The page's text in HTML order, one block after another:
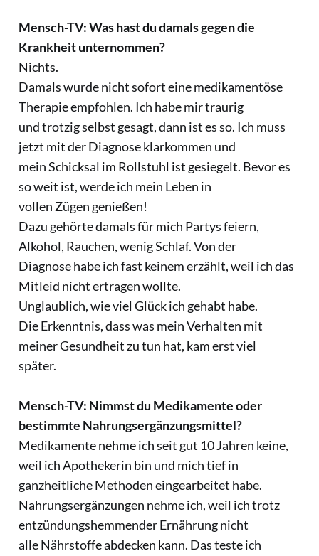
Mensch-TV: Was hast du damals gegen die
Krankheit unternommen?
Nichts.
Damals wurde nicht sofort eine medikamentöse
Therapie empfohlen. Ich habe mir traurig
und trotzig selbst gesagt, dann ist es so. Ich muss
jetzt mit der Diagnose klarkommen und
mein Schicksal im Rollstuhl ist gesiegelt. Bevor es
so weit ist, werde ich mein Leben in
vollen Zügen genießen!
Dazu gehörte damals für mich Partys feiern,
Alkohol, Rauchen, wenig Schlaf. Von der
Diagnose habe ich fast keinem erzählt, weil ich das
Mitleid nicht ertragen wollte.
Unglaublich, wie viel Glück ich gehabt habe.
Die Erkenntnis, dass was mein Verhalten mit
meiner Gesundheit zu tun hat, kam erst viel
später.
Mensch-TV: Nimmst du Medikamente oder
bestimmte Nahrungsergänzungsmittel?
Medikamente nehme ich seit gut 10 Jahren keine,
weil ich Apothekerin bin und mich tief in
ganzheitliche Methoden eingearbeitet habe.
Nahrungsergänzungen nehme ich, weil ich trotz
entzündungshemmender Ernährung nicht
alle Nährstoffe abdecken kann. Das teste ich